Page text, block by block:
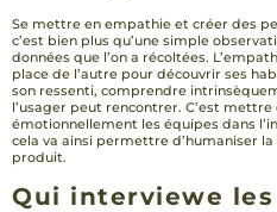
Se mettre en empathie et créer des
c’est bien plus qu’une simple
données que l’on a récoltées.
place de l’autre pour découvrir ses
son ressenti, comprendre
l’usager peut rencontrer. C’est
émotionnellement les équipes dans
cela va ainsi permettre d’humaniser
produit.
Qui interviewe